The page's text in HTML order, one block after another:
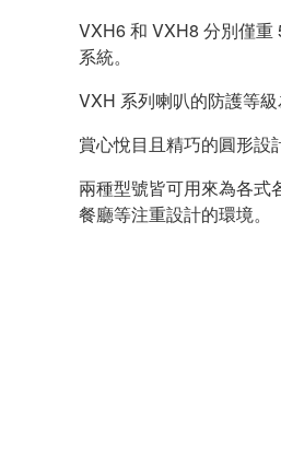
VXH6 和 VXH8 分別僅重
系統。
VXH 系列喇叭的防護等
賞心悅目且精巧的圓形設
兩種型號皆可用來為各式
餐廳等注重設計的環境。